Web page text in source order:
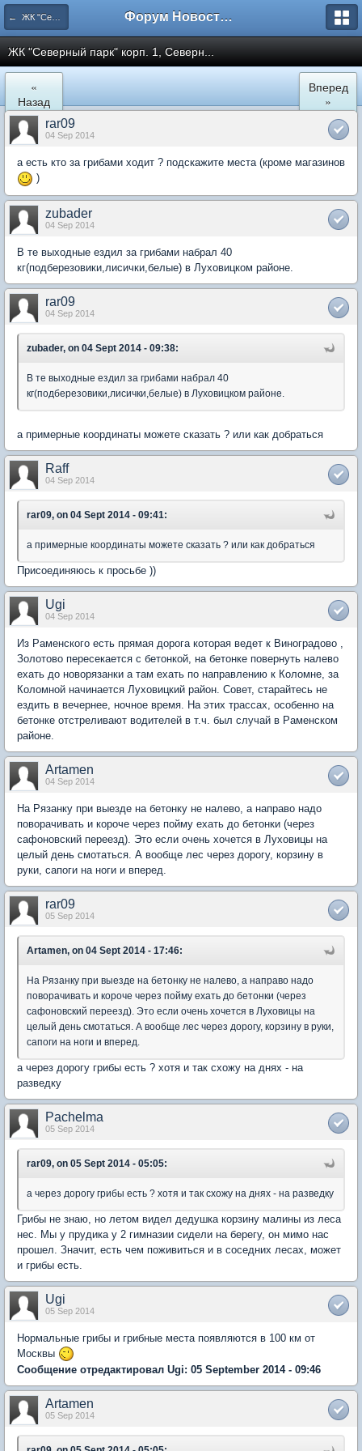
← ЖК "Северный Парк" Форум Новостройки
ЖК "Северный парк" корп. 1, Северн...
«
Назад
Вперед
»
rar09
04 Sep 2014
а есть кто за грибами ходит ? подскажите места (кроме магазинов
)
zubader
04 Sep 2014
В те выходные ездил за грибами набрал 40
кг(подберезовики,лисички,белые) в Луховицком районе.
rar09
04 Sep 2014
zubader, on 04 Sept 2014 - 09:38:
В те выходные ездил за грибами набрал 40
кг(подберезовики,лисички,белые) в Луховицком районе.
а примерные координаты можете сказать ? или как добраться
Raff
04 Sep 2014
rar09, on 04 Sept 2014 - 09:41:
а примерные координаты можете сказать ? или как добраться
Присоединяюсь к просьбе ))
Ugi
04 Sep 2014
Из Раменского есть прямая дорога которая ведет к Виноградово ,
Золотово пересекается с бетонкой, на бетонке повернуть налево
ехать до новорязанки а там ехать по направлению к Коломне, за
Коломной начинается Луховицкий район. Совет, старайтесь не
ездить в вечернее, ночное время. На этих трассах, особенно на
бетонке отстреливают водителей в т.ч. был случай в Раменском
районе.
Artamen
04 Sep 2014
На Рязанку при выезде на бетонку не налево, а направо надо
поворачивать и короче через пойму ехать до бетонки (через
сафоновский переезд). Это если очень хочется в Луховицы на
целый день смотаться. А вообще лес через дорогу, корзину в
руки, сапоги на ноги и вперед.
rar09
05 Sep 2014
Artamen, on 04 Sept 2014 - 17:46:
На Рязанку при выезде на бетонку не налево, а направо надо
поворачивать и короче через пойму ехать до бетонки (через
сафоновский переезд). Это если очень хочется в Луховицы на
целый день смотаться. А вообще лес через дорогу, корзину в руки,
сапоги на ноги и вперед.
а через дорогу грибы есть ? хотя и так схожу на днях - на
разведку
Pachelma
05 Sep 2014
rar09, on 05 Sept 2014 - 05:05:
а через дорогу грибы есть ? хотя и так схожу на днях - на разведку
Грибы не знаю, но летом видел дедушка корзину малины из леса
нес. Мы у прудика у 2 гимназии сидели на берегу, он мимо нас
прошел. Значит, есть чем поживиться и в соседних лесах, может
и грибы есть.
Ugi
05 Sep 2014
Нормальные грибы и грибные места появляются в 100 км от
Москвы
Сообщение отредактировал Ugi: 05 September 2014 - 09:46
Artamen
05 Sep 2014